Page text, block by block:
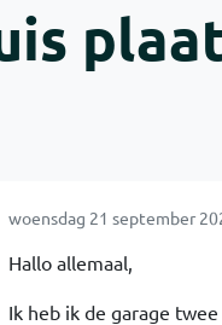
woensdag 21 september
Hallo allemaal,
Ik heb ik de garage